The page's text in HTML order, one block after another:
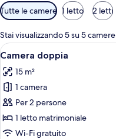
Filtri
disponibili
per
le
camere
Tutte le camere 1 letto 2 letti
Stai visualizzando 5 su 5 camere
Apri
tutte
le
foto
per
Camera
doppia
6
Camera doppia
15 m²
1 camera
Per 2 persone
1 letto matrimoniale
Wi-Fi gratuito